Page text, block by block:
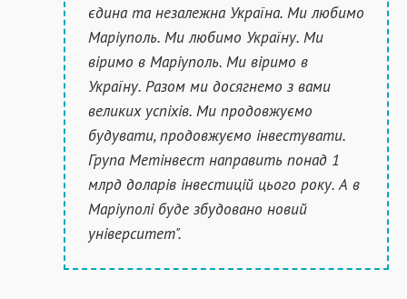
єдина та незалежна Україна. Ми любимо
Маріуполь. Ми любимо Україну. Ми
віримо в Маріуполь. Ми віримо в
Україну. Разом ми досягнемо з вами
великих успіхів. Ми продовжуємо
будувати, продовжуємо інвестувати.
Група Метінвест направить понад 1
млрд доларів інвестицій цього року. А в
Маріуполі буде збудовано новий
університет".